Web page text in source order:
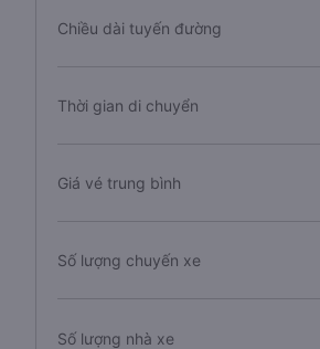
Chiều dài tuyến đường
Thời gian di chuyển
Giá vé trung bình
Số lượng chuyến xe
Số lượng nhà xe